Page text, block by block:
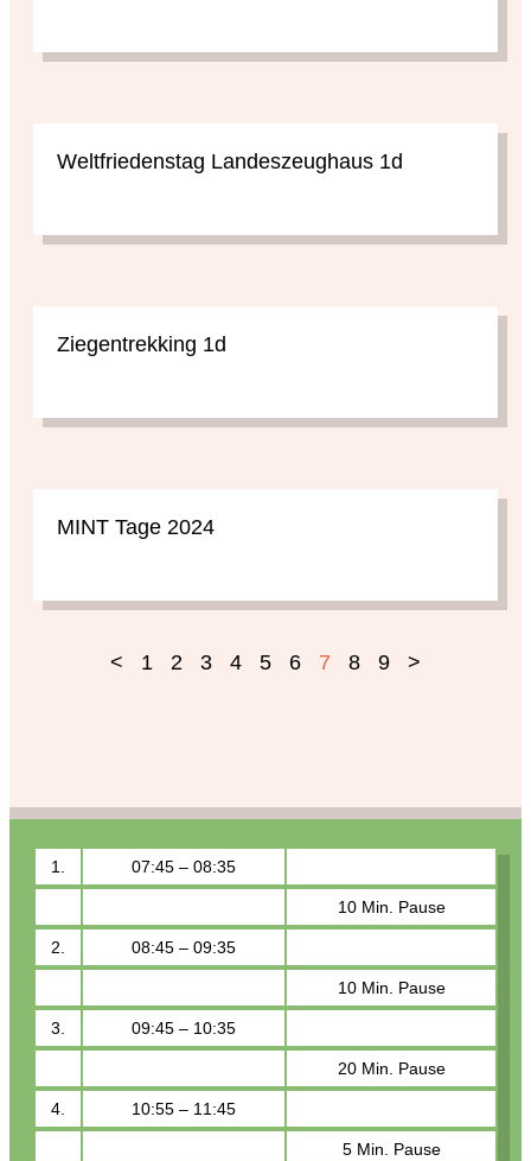
Weltfriedenstag Landeszeughaus 1d
Ziegentrekking 1d
MINT Tage 2024
< 1 2 3 4 5 6 7 8 9 >
1. 07:45 – 08:35
10 Min. Pause
2. 08:45 – 09:35
10 Min. Pause
3. 09:45 – 10:35
20 Min. Pause
4. 10:55 – 11:45
5 Min. Pause